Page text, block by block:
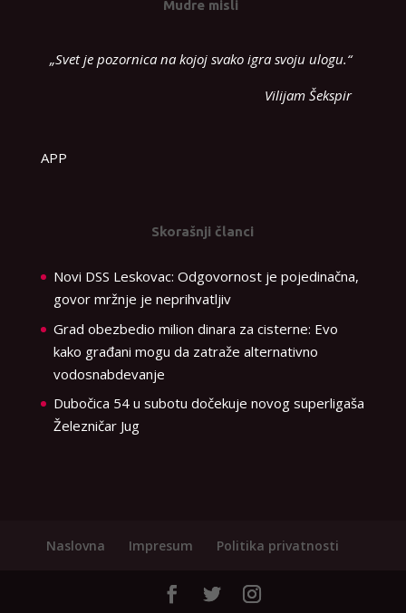
Mudre misli
„Svet je pozornica na kojoj svako igra svoju ulogu.“
Vilijam Šekspir
APP
Skorašnji članci
Novi DSS Leskovac: Odgovornost je pojedinačna,
govor mržnje je neprihvatljiv
Grad obezbedio milion dinara za cisterne: Evo
kako građani mogu da zatraže alternativno
vodosnabdevanje
Dubočica 54 u subotu dočekuje novog superligaša
Železničar Jug
Naslovna Impresum Politika privatnosti